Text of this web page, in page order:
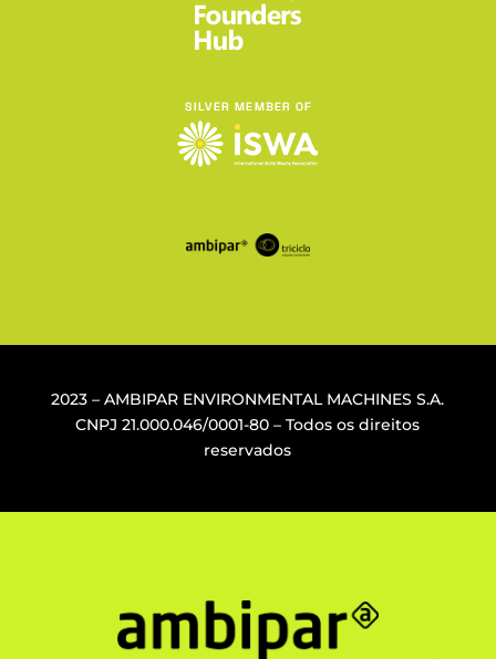
2023 – AMBIPAR ENVIRONMENTAL MACHINES S.A.
CNPJ21.000.046/0001-80 – Todos os direitos
reservados